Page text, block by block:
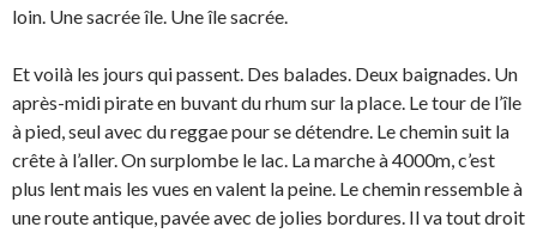
loin. Une sacrée île. Une île sacrée.
Et voilà les jours qui passent. Des balades. Deux baignades. Un
après-midi pirate en buvant du rhum sur la place. Le tour de l’île
à pied, seul avec du reggae pour se détendre. Le chemin suit la
crête à l’aller. On surplombe le lac. La marche à 4000m, c’est
plus lent mais les vues en valent la peine. Le chemin ressemble à
une route antique, pavée avec de jolies bordures. Il va tout droit